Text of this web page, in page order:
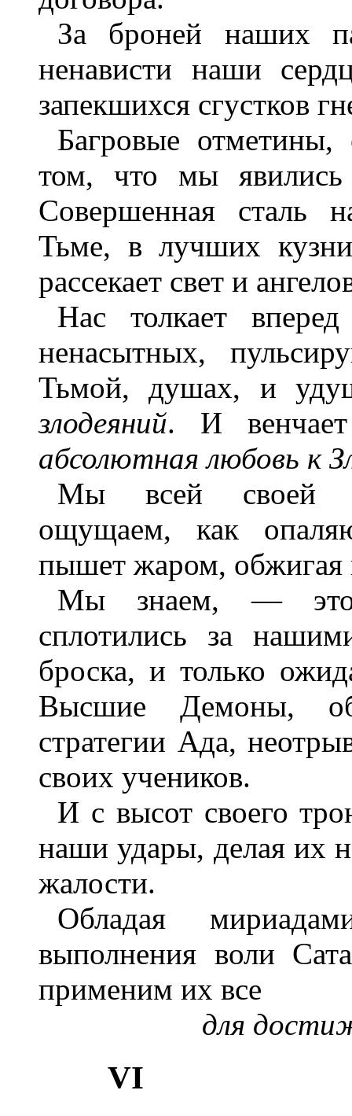
За броней наших
ненависти наши
запекшихся сгустков
Багровые
том, что мы
Совершенная сталь
Тьме, в лучших
рассекает свет и
Нас толкает
ненасытных,
Тьмой, душах, и
злодеяний. И
абсолютная любовь к
Мы всей своей
ощущаем, как
пышет жаром, обжигая
Мы знаем, — это
сплотились за
броска, и только
Высшие Демоны,
стратегии Ада,
своих учеников.
И с высот своего
наши удары, делая их
жалости.
Обладая
выполнения воли
применим их все
для
VI